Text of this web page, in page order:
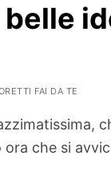
belle
FAI DA TE
che si